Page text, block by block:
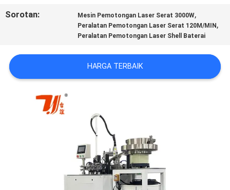
POLICY
Sorotan: Mesin Pemotongan Laser Serat 3000W,
Peralatan Pemotongan Laser Serat 120M/MIN ,
Peralatan Pemotongan Laser Shell Baterai
HARGA TERBAIK